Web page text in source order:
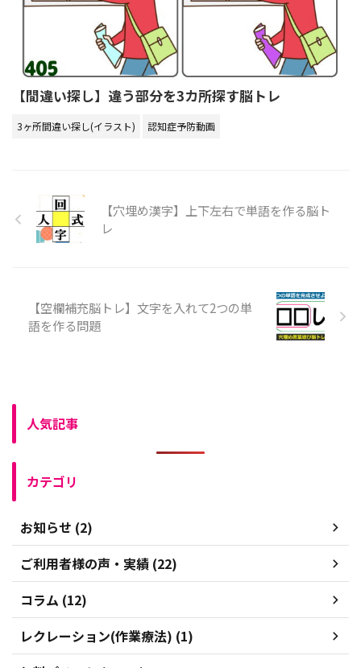
【間違い探し】違う部分を3カ所探す脳トレ
3ヶ所間違い探し(イラスト) 認知症予防動画
【穴埋め漢字】上下左右で単語を作る脳ト
レ
【空欄補充脳トレ】文字を入れて2つの単
語を作る問題
人気記事
カテゴリ
お知らせ (2)
ご利用者様の声・実績 (22)
コラム (12)
レクレーション(作業療法) (1)